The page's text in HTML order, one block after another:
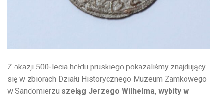
Z okazji 500-lecia hołdu pruskiego pokazaliśmy znajdujący
się w zbiorach Działu Historycznego Muzeum Zamkowego
w Sandomierzu szeląg Jerzego Wilhelma, wybity w